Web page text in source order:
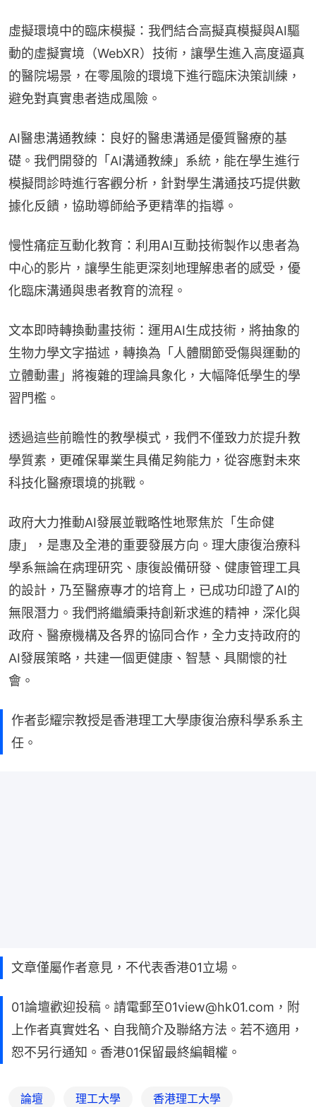
虛擬環境中的臨床模擬：我們結合高擬真模擬與AI驅
動的虛擬實境（WebXR）技術，讓學生進入高度逼真
的醫院場景，在零風險的環境下進行臨床決策訓練，
避免對真實患者造成風險。
AI醫患溝通教練：良好的醫患溝通是優質醫療的基
礎。我們開發的「AI溝通教練」系統，能在學生進行
模擬問診時進行客觀分析，針對學生溝通技巧提供數
據化反饋，協助導師給予更精準的指導。
慢性痛症互動化教育：利用AI互動技術製作以患者為
中心的影片，讓學生能更深刻地理解患者的感受，優
化臨床溝通與患者教育的流程。
文本即時轉換動畫技術：運用AI生成技術，將抽象的
生物力學文字描述，轉換為「人體關節受傷與運動的
立體動畫」將複雜的理論具象化，大幅降低學生的學
習門檻。
透過這些前瞻性的教學模式，我們不僅致力於提升教
學質素，更確保畢業生具備足夠能力，從容應對未來
科技化醫療環境的挑戰。
政府大力推動AI發展並戰略性地聚焦於「生命健
康」，是惠及全港的重要發展方向。理大康復治療科
學系無論在病理研究、康復設備研發、健康管理工具
的設計，乃至醫療專才的培育上，已成功印證了AI的
無限潛力。我們將繼續秉持創新求進的精神，深化與
政府、醫療機構及各界的協同合作，全力支持政府的
AI發展策略，共建一個更健康、智慧、具關懷的社
會。
作者彭耀宗教授是香港理工大學康復治療科學系系主
任。
文章僅屬作者意見，不代表香港01立場。
01論壇歡迎投稿。請電郵至01view@hk01.com，附
上作者真實姓名、自我簡介及聯絡方法。若不適用，
恕不另行通知。香港01保留最終編輯權。
論壇 理工大學 香港理工大學